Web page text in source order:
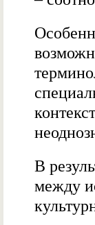
В
между